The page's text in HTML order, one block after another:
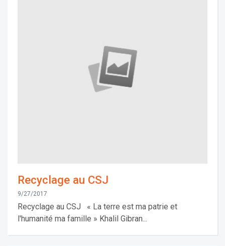
Recyclage au CSJ
9/27/2017
Recyclage au CSJ « La terre est ma patrie et
l'humanité ma famille » Khalil Gibran...